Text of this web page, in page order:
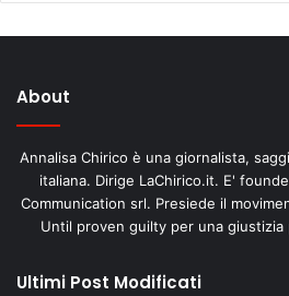
About
Annalisa Chirico è una giornalista,
italiana. Dirige LaChirico.it. E'
Communication srl. Presiede il
Until proven guilty per una
Ultimi Post Modificati